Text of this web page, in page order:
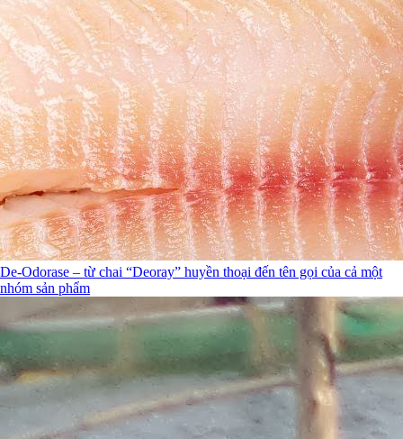
De-Odorase – từ chai “Deoray” huyền thoại đến tên gọi của cả một
nhóm sản phẩm